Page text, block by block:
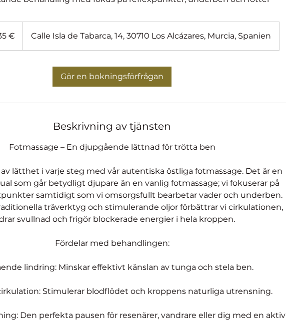
€ Calle Isla de Tabarca, 14, 30710 Los Alcázares, Murcia, Spanien
Gör en bokningsförfrågan
Beskrivning av tjänsten
Fotmassage – En djupgående lättnad för trötta ben
lätthet i varje steg med vår autentiska östliga fotmassage. Det är en
som går betydligt djupare än en vanlig fotmassage; vi fokuserar på
samtidigt som vi omsorgsfullt bearbetar vader och underben.
träverktyg och stimulerande oljor förbättrar vi cirkulationen,
svullnad och frigör blockerade energier i hela kroppen.
Fördelar med behandlingen:
lindring: Minskar effektivt känslan av tunga och stela ben.
Stimulerar blodflödet och kroppens naturliga utrensning.
Den perfekta pausen för resenärer, vandrare eller dig med en aktiv